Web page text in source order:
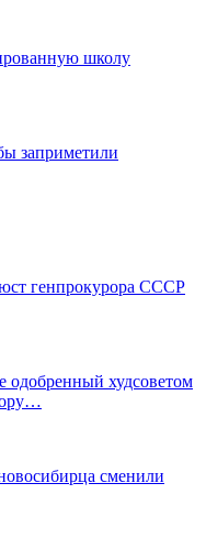
школу
заприметили
генпрокурора СССР
одобренный худсоветом
сменили